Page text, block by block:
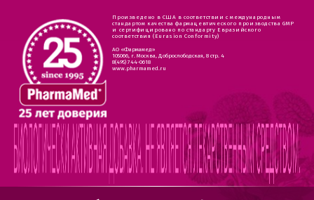
Произведено в США в соответствии с международным
стандартом качества фармацевтического производства GMP
и сертифицировано по стандарту Евразийского
соответствия (Eurasion Conformity)
АО «Фармамед»
105066, г. Москва, Доброслободская, 8 стр. 4
8(495) 744-0618
www.pharmamed.ru